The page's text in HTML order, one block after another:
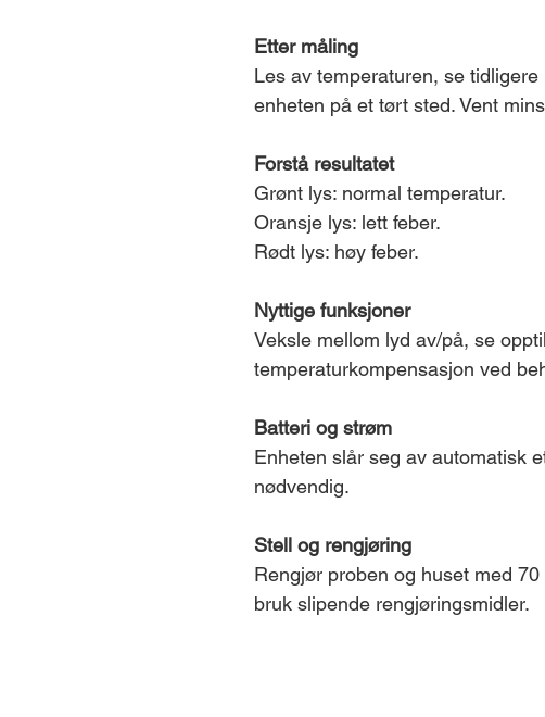
Etter måling
Les av temperaturen, se
enheten på et tørt sted. Vent
Forstå resultatet
Grønt lys: normal temperatur.
Oransje lys: lett feber.
Rødt lys: høy feber.
Nyttige funksjoner
Veksle mellom lyd av/på, se
temperaturkompensasjon ved
Batteri og strøm
Enheten slår seg av automatisk
nødvendig.
Stell og rengjøring
Rengjør proben og huset med
bruk slipende rengjøringsmidler.